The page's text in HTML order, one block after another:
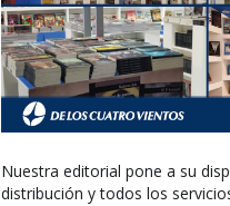
Nuestra editorial pone a su
distribución y todos los